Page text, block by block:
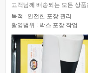
고객님께 배송되는 모든 상
목적 : 안전한 포장 관리
촬영범위 : 박스 포장 작업